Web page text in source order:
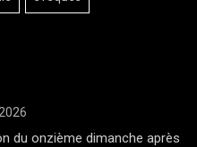
du onzième dimanche après